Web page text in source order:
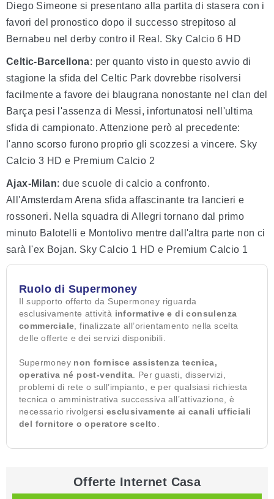
Diego Simeone si presentano alla partita di stasera con i
favori del pronostico dopo il successo strepitoso al
Bernabeu nel derby contro il Real. Sky Calcio 6 HD
Celtic-Barcellona: per quanto visto in questo avvio di
stagione la sfida del Celtic Park dovrebbe risolversi
facilmente a favore dei blaugrana nonostante nel clan del
Barça pesi l'assenza di Messi, infortunatosi nell'ultima
sfida di campionato. Attenzione però al precedente:
l'anno scorso furono proprio gli scozzesi a vincere. Sky
Calcio 3 HD e Premium Calcio 2
Ajax-Milan: due scuole di calcio a confronto.
All'Amsterdam Arena sfida affascinante tra lancieri e
rossoneri. Nella squadra di Allegri tornano dal primo
minuto Balotelli e Montolivo mentre dall'altra parte non ci
sarà l'ex Bojan. Sky Calcio 1 HD e Premium Calcio 1
Ruolo di Supermoney
Il supporto offerto da Supermoney riguarda
esclusivamente attività informative e di consulenza
commerciale , finalizzate all’orientamento nella scelta
delle offerte e dei servizi disponibili.
Supermoney non fornisce assistenza tecnica,
operativa né post-vendita . Per guasti, disservizi,
problemi di rete o sull’impianto, e per qualsiasi richiesta
tecnica o amministrativa successiva all’attivazione, è
necessario rivolgersi esclusivamente ai canali ufficiali
del fornitore o operatore scelto
Offerte Internet Casa